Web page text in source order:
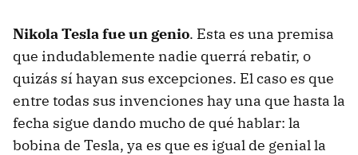
Nikola Tesla fue un genio. Esta es una premisa
que indudablemente nadie querrá rebatir, o
quizás sí hayan sus excepciones. El caso es que
entre todas sus invenciones hay una que hasta la
fecha sigue dando mucho de qué hablar: la
bobina de Tesla, ya es que es igual de genial la